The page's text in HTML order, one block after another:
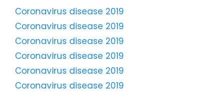
Coronavirus disease 2019
Coronavirus disease 2019
Coronavirus disease 2019
Coronavirus disease 2019
Coronavirus disease 2019
Coronavirus disease 2019